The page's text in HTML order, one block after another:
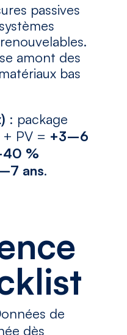
passives
amont des
bas
: package
PV = +3–6
%
ans.
de
dès